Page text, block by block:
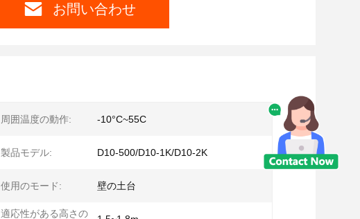
お問い合わせ
周囲温度の動作: -10°C~55C
製品モデル: D10-500/D10-1K/D10-2K
使用のモード: 壁の土台
適応性がある高さの